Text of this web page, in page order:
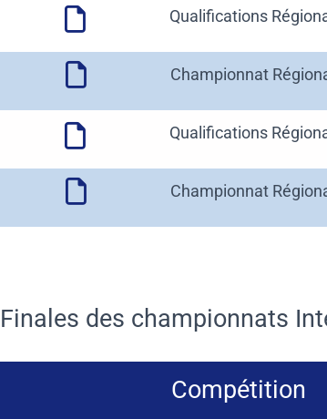
Qualifications
Championnat
Qualifications
Championnat
Finales des championnats
Compétition